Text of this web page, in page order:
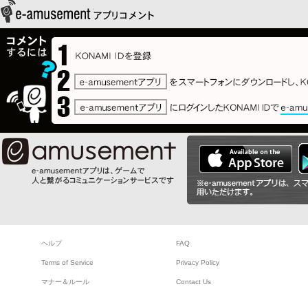
ヘルプ FAQ
Terms of Service Privacy Policy
マナー＆ルール Contact Us